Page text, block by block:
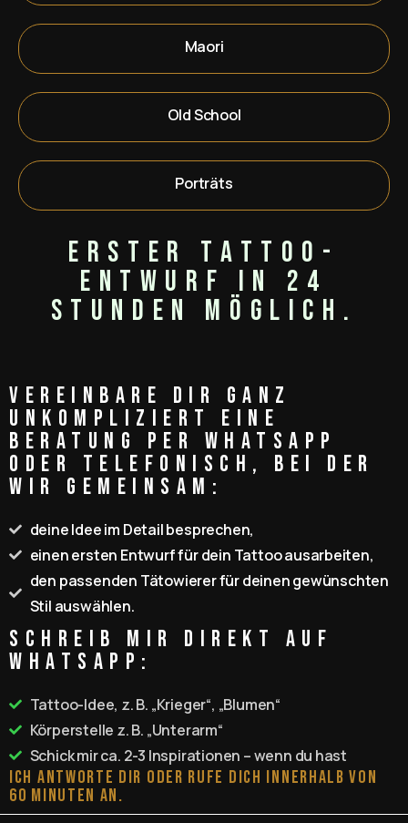
Maori
Old School
Porträts
Erster Tattoo-
Entwurf in 24
Stunden möglich.
Vereinbare dir ganz
unkompliziert eine
Beratung per WhatsApp
oder telefonisch, bei der
wir gemeinsam:
deine Idee im Detail besprechen,
einen ersten Entwurf für dein Tattoo ausarbeiten,
den passenden Tätowierer für deinen gewünschten
Stil auswählen.
Schreib mir direkt auf
WhatsApp:
Tattoo-Idee, z. B. „Krieger“, „Blumen“
Körperstelle z. B. „Unterarm“
Schick mir ca. 2-3 Inspirationen – wenn du hast
Ich antworte dir oder rufe dich innerhalb von
60 Minuten an.